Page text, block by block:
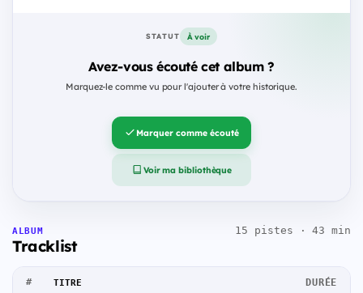
STATUT À voir
Avez-vous écouté cet album ?
Marquez-le comme vu pour l'ajouter à votre historique.
Marquer comme écouté
Voir ma bibliothèque
ALBUM
Tracklist
15 pistes · 43 min
# TITRE DURÉE